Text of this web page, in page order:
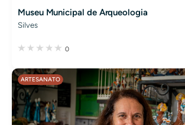
Museu Municipal de Arqueologia
Silves
0
ARTESANATO